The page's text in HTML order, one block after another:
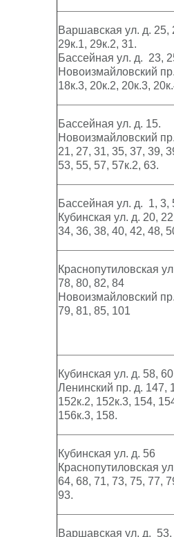
Варшавская ул. д. 25,
29к.1, 29к.2, 31.
Бассейная ул. д. 23,
Новоизмайловский
18к.3, 20к.2, 20к.3,
Бассейная ул. д. 15.
Новоизмайловский
21, 27, 31, 35, 37, 39,
53, 55, 57, 57к.2, 63.
Бассейная ул. д. 1, 3,
Кубинская ул. д. 20,
34, 36, 38, 40, 42, 48,
Краснопутиловская
78, 80, 82, 84
Новоизмайловский
79, 81, 85, 101
Кубинская ул. д. 58,
Ленинский пр. д. 147,
152к.2, 152к.3, 154,
156к.3, 158.
Кубинская ул. д. 56
Краснопутиловская
64, 68, 71, 73, 75, 77,
93.
Варшавская ул. д. 53,